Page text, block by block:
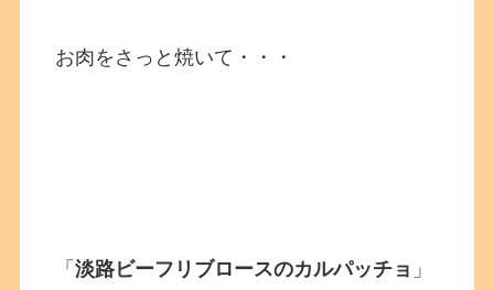
お肉をさっと焼いて・・・
「淡路ビーフリブロースのカルパッチョ 」